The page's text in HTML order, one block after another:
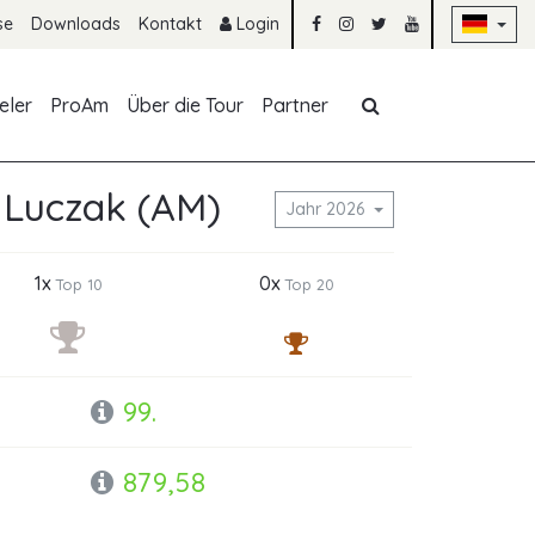
Downloads Kontakt Login
ProAm Über die Tour Partner
(AM) Jahr 2026
1xTop 10 0xTop 20
99.
879,58